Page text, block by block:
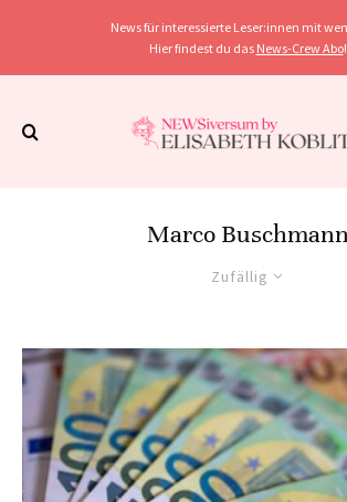
News für interessierte Leser:innen mit
Hier findest du das News-Crew Abo!
Marco
Zufällig